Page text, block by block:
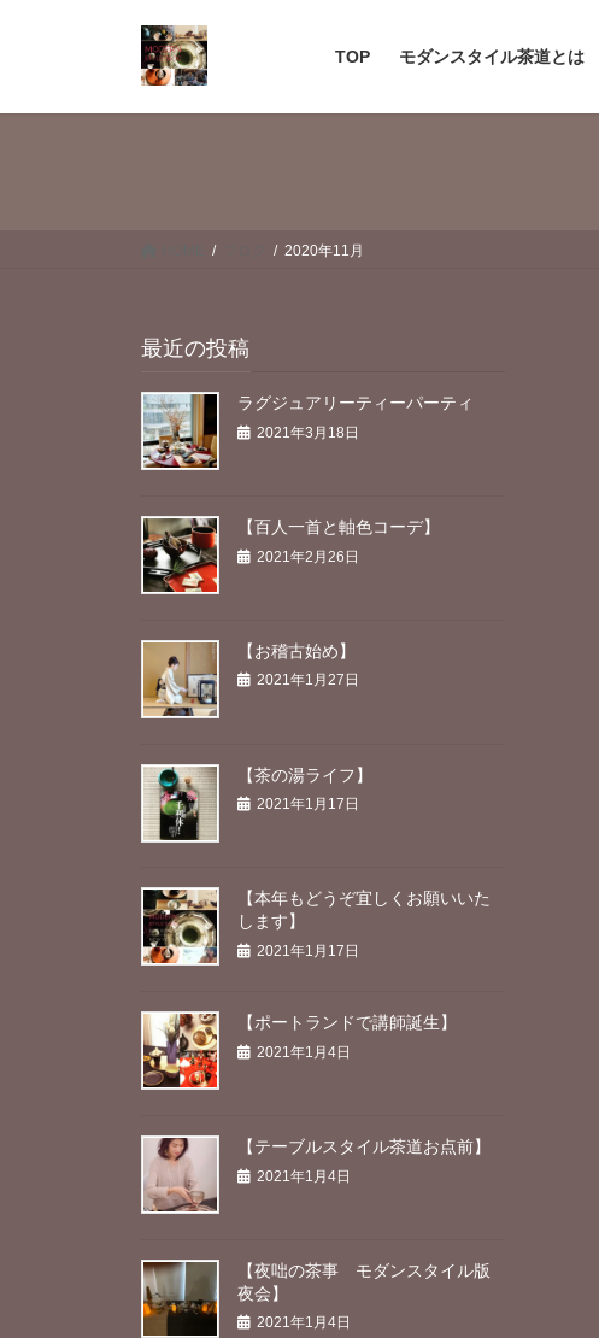
TOP モダンスタイル茶道とは
2020年11月
最近の投稿
ラグジュアリーティーパーティ
2021年3月18日
【百人一首と軸色コーデ】
2021年2月26日
【お稽古始め】
2021年1月27日
【茶の湯ライフ】
2021年1月17日
【本年もどうぞ宜しくお願いいた
します】
2021年1月17日
【ポートランドで講師誕生】
2021年1月4日
【テーブルスタイル茶道お点前】
2021年1月4日
【夜咄の茶事 モダンスタイル版
夜会】
2021年1月4日